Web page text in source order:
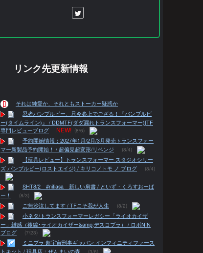
リンク先更新情報
それは純愛か、それともストーカー疑惑か
忍者バンブルビー、只今参上でござる！『バンブルビ
ー(タイムライン)』 / DDMTF(ダダ漏れトランスフォーマー)|TF
専門レビューブログ
NEW! (8/6)
予約開始情報：2027年1月/2月/3月発売トランスフォー
マー新製品予約開始！ / 超偏見超変形/リベンジ
(8/4)
【玩具レビュー】トランスフォーマー スタジオシリー
ズ バンブルビー(ロストエイジ) / キリコノトモ ノ ブログ
(8/4)
SHT8/2 #nitiasa 新しい肩書 / といず・くろすおーば
ー！
(8/3)
ご無沙汰してます / TFこそ我が人生 (8/2)
小ネタ/トランスフォーマーレガシー「ライオカイザ
ー」雑感（後編･ライオカイザー&amp;デスコブラ） / ロボNIN
ブログ
(7/23)
ミニプラ 超宇宙刑事ギャバン インフィニティファース
トキット / 玩具店：ぜんまいの森
(3/6)